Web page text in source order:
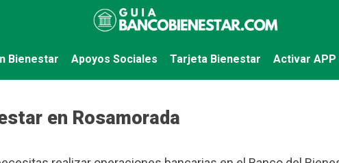
Bienestar Apoyos Sociales Tarjeta Bienestar Activar APP
en Rosamorada